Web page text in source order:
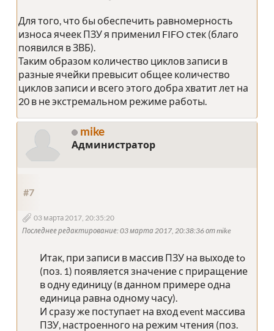
Для того, что бы обеспечить равномерность
износа ячеек ПЗУ я применил FIFO стек (благо
появился в ЗВБ).
Таким образом количество циклов записи в
разные ячейки превысит общее количество
циклов записи и всего этого добра хватит лет на
20 в не экстремальном режиме работы.
mike
Администратор
#7
03 марта 2017, 20:35:20
Последнее редактирование: 03 марта 2017, 20:38:36 от mike
Итак, при записи в массив ПЗУ на выходе to
(поз. 1) появляется значение с приращение
в одну единицу (в данном примере одна
единица равна одному часу).
И сразу же поступает на вход event массива
ПЗУ, настроенного на режим чтения (поз.